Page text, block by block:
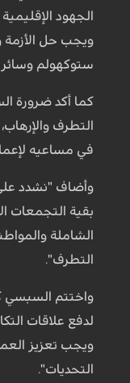
الجهود
ويجب حل الأزمة
ستوكهولم
كما أكد ضرورة
التطرف
في مساعيه
وأضاف "نشدد على
بقية التجمعات
الشاملة
التطرف".
واختتم السبسي
لدفع علاقات
ويجب تعزيز
التحديات".